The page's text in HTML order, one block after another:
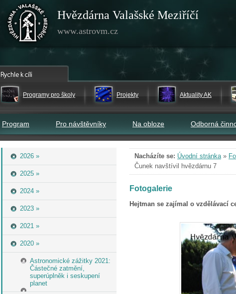
Hvězdárna Valašské Meziříčí
www.astrovm.cz
Programy pro školy Projekty Aktuality AK
Program Pro návštěvníky Na obloze Odborná
2026 »
2025 »
2024 »
2023 »
2021 »
2020 »
Astronomické zážitky 2021:
Částečné zatmění,
superúplněk i seskupení
planet
Nacházíte se: Úvodní stránka»
Čunek navštívil hvězdárnu 7
Fotogalerie
Hejtman se zajímal o vzdělávací